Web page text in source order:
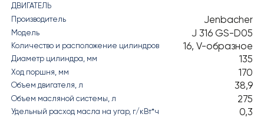
ДВИГАТЕЛЬ
Производитель
Jenbacher
Модель J 316 GS-D05
Количество и расположение цилиндров 16, V-образное
Диаметр цилиндра, мм 135
Ход поршня, мм 170
Объем двигателя, л 38,9
Объем масляной системы, л 275
Удельный расход масла на угар, г/кВт*ч 0,3